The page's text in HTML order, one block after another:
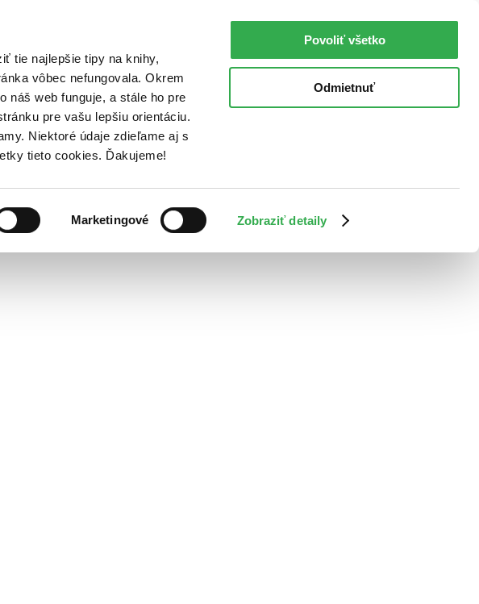
tie najlepšie tipy na knihy,
vôbec nefungovala. Okrem
náš web funguje, a stále ho pre
pre vašu lepšiu orientáciu.
Niektoré údaje zdieľame aj s
tieto cookies. Ďakujeme!
Marketingové Zobraziť detaily
Povoliť všetko
Odmietnuť